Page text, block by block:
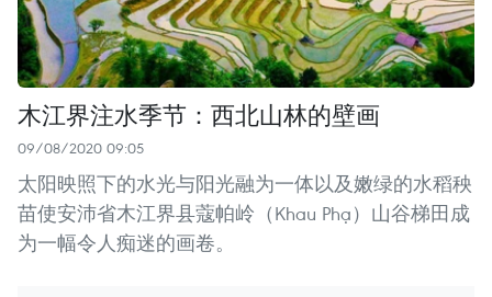
木江界注水季节：西北山林的壁画
09/08/2020 09:05
太阳映照下的水光与阳光融为一体以及嫩绿的水稻秧
苗使安沛省木江界县蔻帕岭（Khau Phạ）山谷梯田成
为一幅令人痴迷的画卷。